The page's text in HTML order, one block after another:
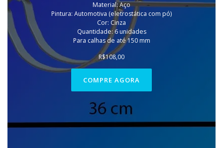
Material: Aço
Pintura: Automotiva (eletrostática com pó)
Cor: Cinza
Quantidade: 6 unidades
Para calhas de até 150 mm
R$108,00
COMPRE AGORA